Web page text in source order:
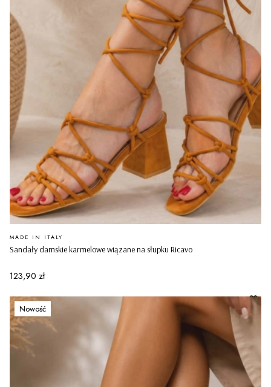
Sandały damskie karmelowe wiązane na słupku Ricavo
PRODUCENT
MADE IN ITALY
Cena
123,90 zł
Nowość